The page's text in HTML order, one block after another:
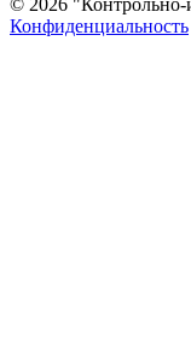
© 2026 "Контрольно-
Конфиденциальность